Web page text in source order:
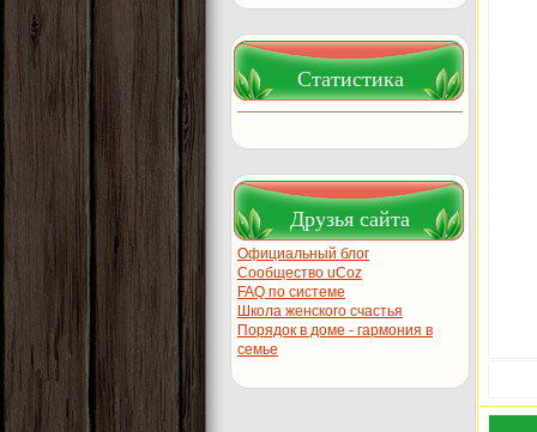
Статистика
Друзья сайта
Официальный блог
Сообщество uCoz
FAQ по системе
Школа женского счастья
Порядок в доме - гармония в
семье